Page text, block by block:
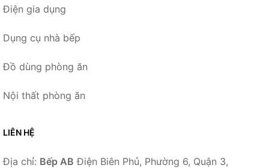
Điện gia dụng
Dụng cụ nhà bếp
Đồ dùng phòng ăn
Nội thất phòng ăn
LIÊN HỆ
Địa chỉ: Bếp AB Điện Biên Phủ, Phường 6, Quận 3,